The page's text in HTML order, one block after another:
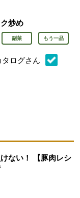
炒め
副菜 もう一品
ログさん
ない！ 【豚肉レシ